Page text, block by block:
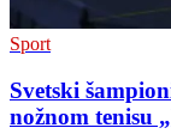
Sport
Svetski
nožnom tenisu